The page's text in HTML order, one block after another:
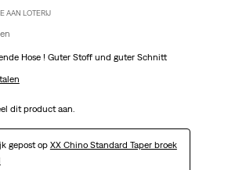
AAN LOTERIJ
Hose ! Guter Stoff und guter Schnitt
dit product aan.
gepost op XX Chino Standard Taper broek